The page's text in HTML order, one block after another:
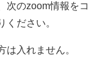
次のzoom情報をコ
ください。
入れません。